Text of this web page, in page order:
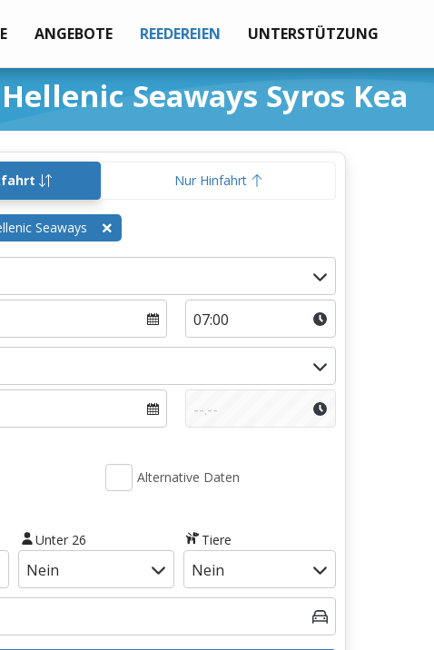
ANGEBOTE REEDEREIEN UNTERSTÜTZUNG
Seaways Syros Kea
Nur Hinfahrt
Seaways
Alternative Daten
Unter 26 Tiere